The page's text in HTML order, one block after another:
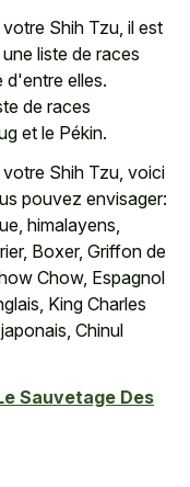
Shih Tzu, il est
liste de races
d'entre elles.
de races
et le Pékin.
Shih Tzu, voici
pouvez envisager:
himalayens,
Boxer, Griffon de
Chow, Espagnol
King Charles
Chinul
Sauvetage Des